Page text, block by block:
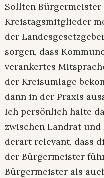
Sollten
Kreistagsmitglieder
der
sorgen, dass
verankertes
der Kreisumlage
dann in der Praxis
Ich persönlich halte
zwischen Landrat
derart relevant, dass
der Bürgermeister
Bürgermeister als